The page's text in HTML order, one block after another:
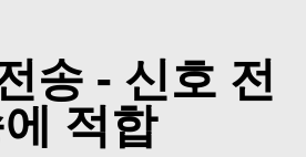
송 - 신호 전
적합